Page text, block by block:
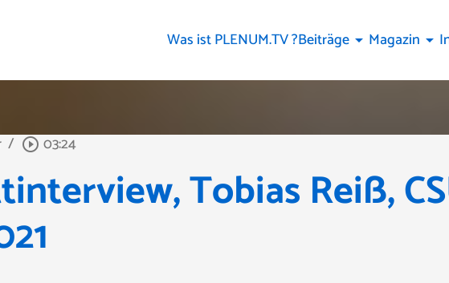
Was ist PLENUM.TV ?Beiträge arrow_drop_down Magazin arrow_drop_down
/ play_circle_outline 03:24
Tobias Reiß,